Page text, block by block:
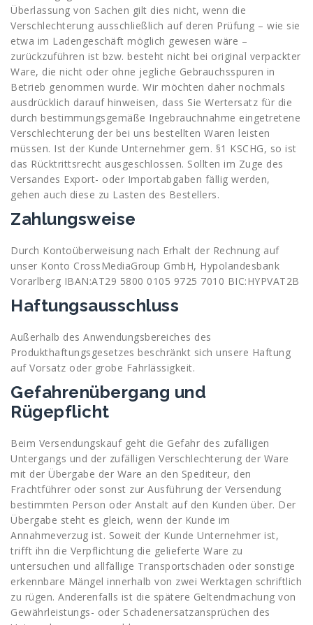
Überlassung von Sachen gilt dies nicht, wenn die
Verschlechterung ausschließlich auf deren Prüfung – wie sie
etwa im Ladengeschäft möglich gewesen wäre –
zurückzuführen ist bzw. besteht nicht bei original verpackter
Ware, die nicht oder ohne jegliche Gebrauchsspuren in
Betrieb genommen wurde. Wir möchten daher nochmals
ausdrücklich darauf hinweisen, dass Sie Wertersatz für die
durch bestimmungsgemäße Ingebrauchnahme eingetretene
Verschlechterung der bei uns bestellten Waren leisten
müssen. Ist der Kunde Unternehmer gem. §1 KSCHG, so ist
das Rücktrittsrecht ausgeschlossen. Sollten im Zuge des
Versandes Export- oder Importabgaben fällig werden,
gehen auch diese zu Lasten des Bestellers.
Zahlungsweise
Durch Kontoüberweisung nach Erhalt der Rechnung auf
unser Konto CrossMediaGroup GmbH, Hypolandesbank
Vorarlberg IBAN:AT29 5800 0105 9725 7010 BIC:HYPVAT2B
Haftungsausschluss
Außerhalb des Anwendungsbereiches des
Produkthaftungsgesetzes beschränkt sich unsere Haftung
auf Vorsatz oder grobe Fahrlässigkeit.
Gefahrenübergang und
Rügepflicht
Beim Versendungskauf geht die Gefahr des zufälligen
Untergangs und der zufälligen Verschlechterung der Ware
mit der Übergabe der Ware an den Spediteur, den
Frachtführer oder sonst zur Ausführung der Versendung
bestimmten Person oder Anstalt auf den Kunden über. Der
Übergabe steht es gleich, wenn der Kunde im
Annahmeverzug ist. Soweit der Kunde Unternehmer ist,
trifft ihn die Verpflichtung die gelieferte Ware zu
untersuchen und allfällige Transportschäden oder sonstige
erkennbare Mängel innerhalb von zwei Werktagen schriftlich
zu rügen. Anderenfalls ist die spätere Geltendmachung von
Gewährleistungs- oder Schadenersatzansprüchen des